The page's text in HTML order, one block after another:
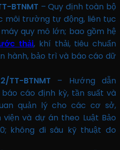
BTNMT – Quy định toàn bộ
môi trường tự động, liên tục
quy mô lớn; bao gồm hệ
thải, khí thải, tiêu chuẩn
hành, bảo trì và báo cáo dữ
BTNMT – Hướng dẫn
cáo định kỳ, tần suất và
quản lý cho các cơ sở,
viện và dự án theo Luật Bảo
không đi sâu kỹ thuật đo